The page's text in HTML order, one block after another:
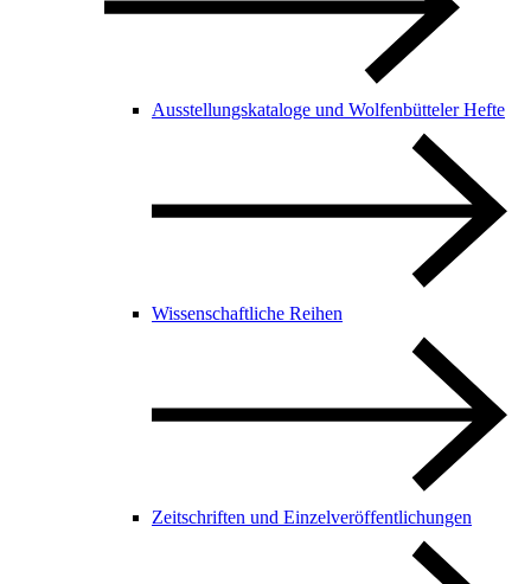
Ausstellungskataloge und Wolfenbütteler Hefte
Wissenschaftliche Reihen
Zeitschriften und Einzelveröffentlichungen